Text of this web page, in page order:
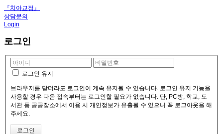
『치아교정』
상담문의
Login
로그인
로그인 유지
브라우저를 닫더라도 로그인이 계속 유지될 수 있습니다. 로그인 유지 기능을
사용할 경우 다음 접속부터는 로그인할 필요가 없습니다. 단, PC방, 학교, 도
서관 등 공공장소에서 이용 시 개인정보가 유출될 수 있으니 꼭 로그아웃을 해
주세요.